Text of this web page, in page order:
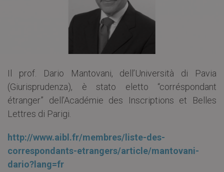
Il prof. Dario Mantovani, dell’Università di Pavia
(Giurisprudenza), è stato eletto “corréspondant
étranger” dell’Académie des Inscriptions et Belles
Lettres di Parigi.
http://www.aibl.fr/membres/liste-des-
correspondants-etrangers/article/mantovani-
dario?lang=fr